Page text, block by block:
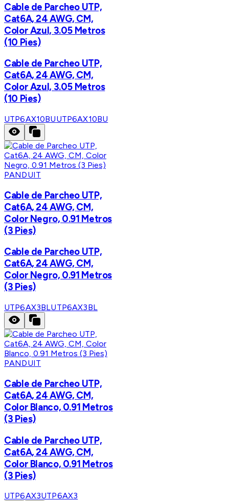
Cable de Parcheo UTP,
Cat6A, 24 AWG, CM,
Color Azul, 3.05 Metros
(10 Pies)
Cable de Parcheo UTP,
Cat6A, 24 AWG, CM,
Color Azul, 3.05 Metros
(10 Pies)
UTP6AX10BUUTP6AX10BU
PANDUIT
Cable de Parcheo UTP,
Cat6A, 24 AWG, CM,
Color Negro, 0.91 Metros
(3 Pies)
Cable de Parcheo UTP,
Cat6A, 24 AWG, CM,
Color Negro, 0.91 Metros
(3 Pies)
UTP6AX3BLUTP6AX3BL
PANDUIT
Cable de Parcheo UTP,
Cat6A, 24 AWG, CM,
Color Blanco, 0.91 Metros
(3 Pies)
Cable de Parcheo UTP,
Cat6A, 24 AWG, CM,
Color Blanco, 0.91 Metros
(3 Pies)
UTP6AX3UTP6AX3